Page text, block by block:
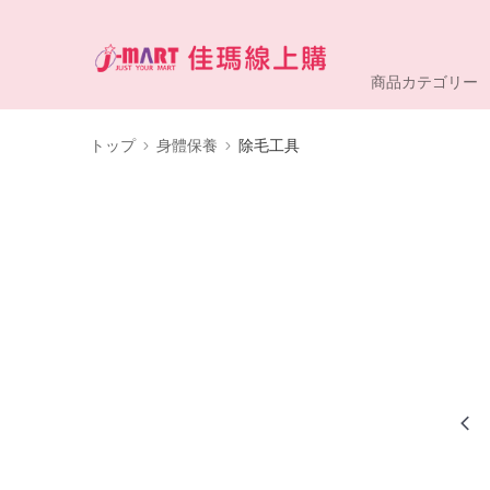
商品カテゴリー
トップ 身體保養 除毛工具